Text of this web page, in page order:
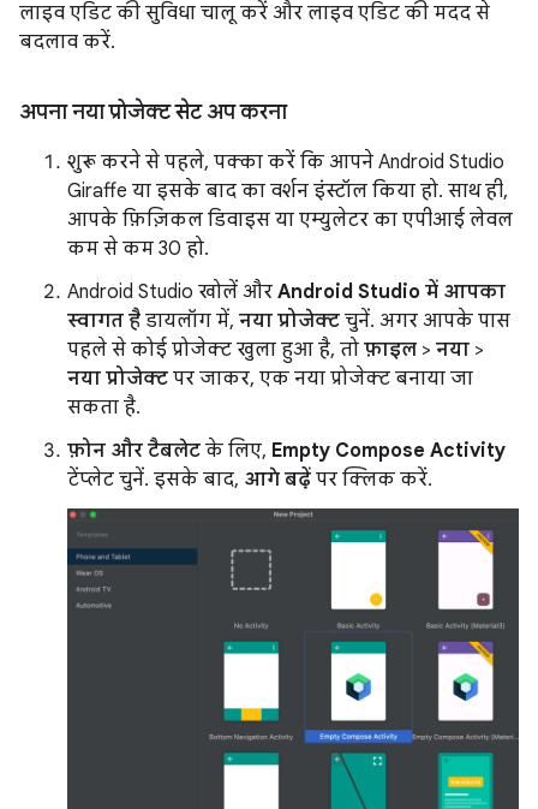
लाइव एडिट की सुविधा चालू करें और लाइव एडिट की मदद से
बदलाव करें.
अपना नया प्रोजेक्ट सेट अप करना
शुरू करने से पहले, पक्का करें कि आपने Android Studio
Giraffe या इसके बाद का वर्शन इंस्टॉल किया हो. साथ ही,
आपके फ़िज़िकल डिवाइस या एम्युलेटर का एपीआई लेवल
कम से कम 30 हो.
Android Studio खोलें और Android Studio में आपका
स्वागत है डायलॉग में, नया प्रोजेक्ट चुनें. अगर आपके पास
पहले से कोई प्रोजेक्ट खुला हुआ है, तो फ़ाइल > नया >
नया प्रोजेक्ट पर जाकर, एक नया प्रोजेक्ट बनाया जा
सकता है.
फ़ोन और टैबलेट के लिए, Empty Compose Activity
टेंप्लेट चुनें. इसके बाद, आगे बढ़ें पर क्लिक करें.